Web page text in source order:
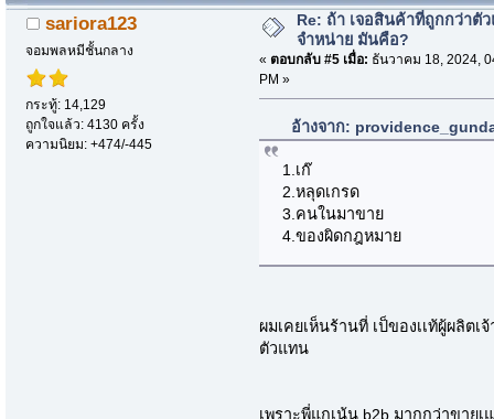
sariora123
จอมพลหมีชั้นกลาง
กระทู้: 14,129
ถูกใจแล้ว: 4130 ครั้ง
ความนิยม: +474/-445
Re: ถ้า เจอสินค้าที่ถูกกว่าตั
จำหน่าย มันคือ?
« ตอบกลับ #5 เมื่อ: ธันวาคม 18, 2024,
PM »
อ้างจาก:
1.เก๊
2.หลุดเกรด
3.คนในมาขาย
4.ของผิดกฎหมาย
ผมเคยเห็นร้านที่ เป็ของเเท้ผู้ผลิต
ตัวแทน
เพราะพี่แกเน้น b2b มากกว่าขาย